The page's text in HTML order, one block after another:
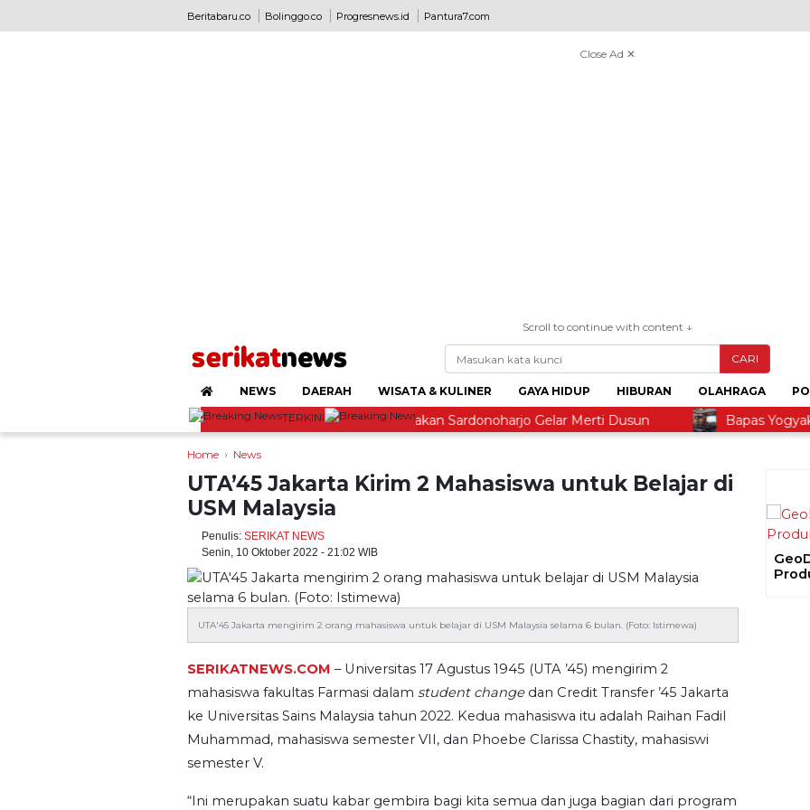
Beritabaru.co Bolinggo.co Progresnews.id Pantura7.com
Close Ad ✕
Scroll to continue with content ↓
CARI
NEWS DAERAH WISATA & KULINER GAYA HIDUP HIBURAN OLAHRAGA
TERKINI
Lestarikan Tradisi Leluhur, Warga Dayakan Sardonoharjo Gelar Merti Dusun Bapas
Home News
UTA’45 Jakarta Kirim 2 Mahasiswa untuk Belajar di
USM Malaysia
Penulis: SERIKAT NEWS
Senin, 10 Oktober 2022 - 21:02 WIB
UTA'45 Jakarta mengirim 2 orang mahasiswa untuk belajar di USM Malaysia selama 6 bulan. (Foto: Istimewa)
SERIKATNEWS.COM – Universitas 17 Agustus 1945 (UTA ’45) mengirim 2
mahasiswa fakultas Farmasi dalam student changedan Credit Transfer ’45 Jakarta
ke Universitas Sains Malaysia tahun 2022. Kedua mahasiswa itu adalah Raihan Fadil
Muhammad, mahasiswa semester VII, dan Phoebe Clarissa Chastity, mahasiswi
semester V.
“Ini merupakan suatu kabar gembira bagi kita semua dan juga bagian dari program
Produksi SLR-T-9C